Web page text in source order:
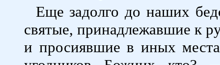
Еще задолго до наших
святые, принадлежавшие к
и просиявшие в иных